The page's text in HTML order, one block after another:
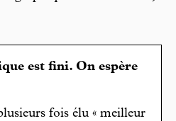
est fini. On espère
fois élu « meilleur